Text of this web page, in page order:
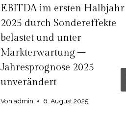
EBITDA im ersten Halbjahr
2025 durch Sondereffekte
belastet und unter
Markterwartung –
Jahresprognose 2025
unverändert
Von admin 6. August 2025